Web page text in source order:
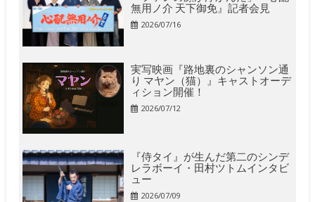
無用ノ介 天下御免』記者会見
2026/07/16
実写映画『路地裏のシャンソン通
り マヤン（猫）』キャストオーデ
ィション開催！
2026/07/12
『侍タイ』が生んだ第二のシンデ
レラボーイ・田村ツトムインタビ
ュー
2026/07/09